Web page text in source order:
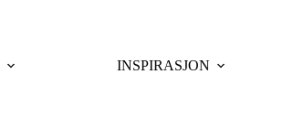
INSPIRASJON